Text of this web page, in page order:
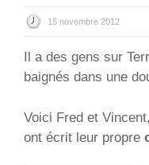
15 novembre 2012
Il a des gens sur
baignés dans une
Voici Fred et
ont écrit leur propre